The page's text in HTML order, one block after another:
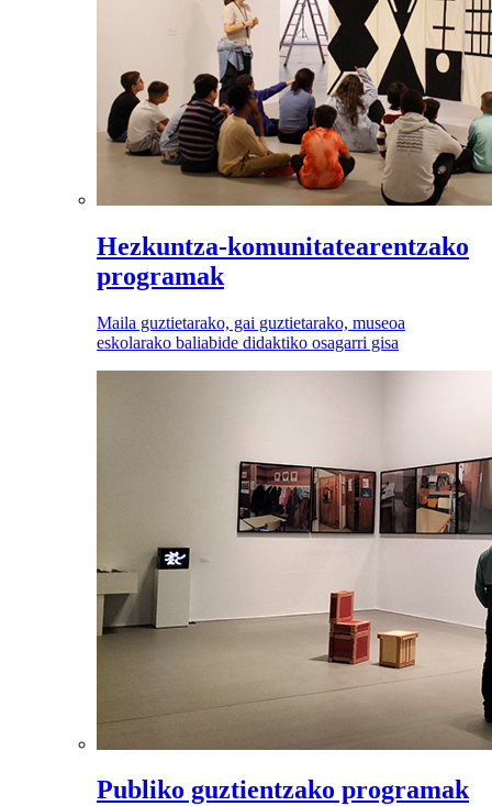
Hezkuntza-komunitatearentzako
programak
Maila guztietarako, gai guztietarako, museoa
eskolarako baliabide didaktiko osagarri gisa
Publiko guztientzako programak